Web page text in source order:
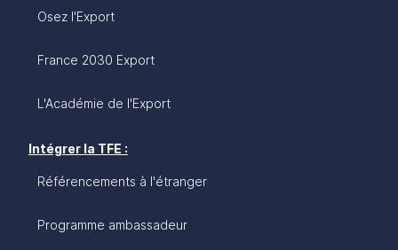
Osez l'Export
France 2030 Export
L'Académie de l'Export
Intégrer la TFE :
Référencements à l'étranger
Programme ambassadeur